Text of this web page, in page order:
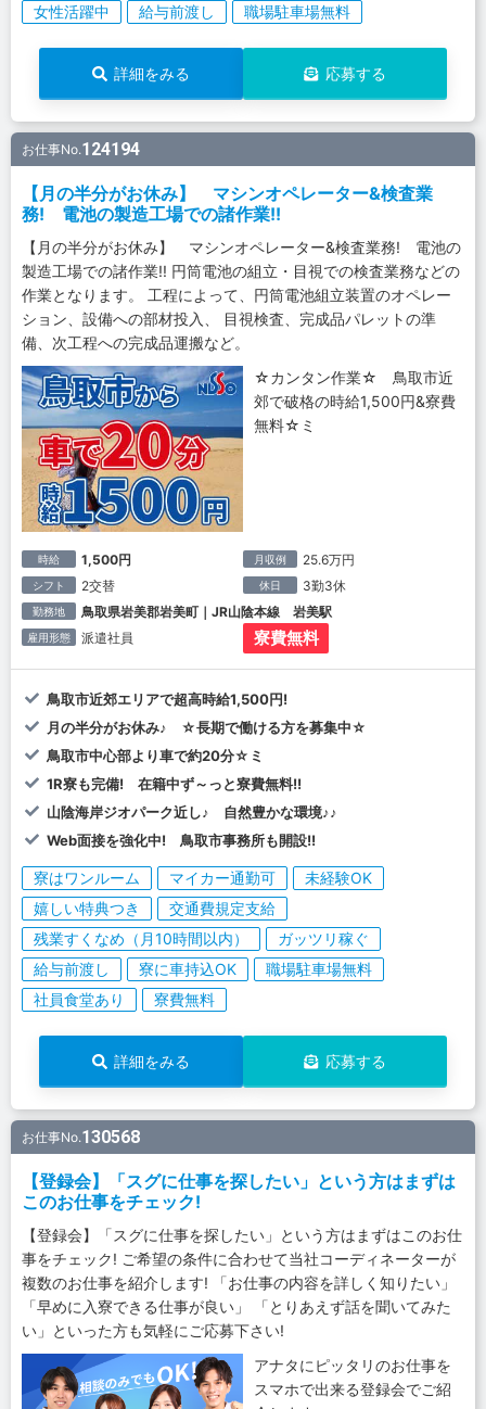
女性活躍中
給与前渡し 職場駐車場無料
詳細をみる 応募する
お仕事No.124194
【月の半分がお休み】 マシンオペレーター&検査業
務! 電池の製造工場での諸作業!!
【月の半分がお休み】 マシンオペレーター&検査業務! 電池の
製造工場での諸作業!! 円筒電池の組立・目視での検査業務などの
作業となります。 工程によって、円筒電池組立装置のオペレー
ション、設備への部材投入、 目視検査、完成品パレットの準
備、次工程への完成品運搬など。
☆カンタン作業☆ 鳥取市近
郊で破格の時給1,500円&寮費
無料☆ミ
時給 1,500円 月収例 25.6万円
シフト 2交替 休日 3勤3休
勤務地 鳥取県岩美郡岩美町｜JR山陰本線 岩美駅
雇用形態 派遣社員 寮費無料
鳥取市近郊エリアで超高時給1,500円!
月の半分がお休み♪ ☆長期で働ける方を募集中☆
鳥取市中心部より車で約20分☆ミ
1R寮も完備! 在籍中ず～っと寮費無料!!
山陰海岸ジオパーク近し♪ 自然豊かな環境♪♪
Web面接を強化中! 鳥取市事務所も開設!!
寮はワンルーム マイカー通勤可
未経験OK
嬉しい特典つき
交通費規定支給
残業すくなめ（月10時間以内）
ガッツリ稼ぐ
給与前渡し
寮に車持込OK
職場駐車場無料
社員食堂あり
寮費無料
詳細をみる 応募する
お仕事No.130568
【登録会】「スグに仕事を探したい」という方はまずは
このお仕事をチェック!
【登録会】「スグに仕事を探したい」という方はまずはこのお仕
事をチェック! ご希望の条件に合わせて当社コーディネーターが
複数のお仕事を紹介します! 「お仕事の内容を詳しく知りたい」
「早めに入寮できる仕事が良い」 「とりあえず話を聞いてみた
い」といった方も気軽にご応募下さい!
アナタにピッタリのお仕事を
スマホで出来る登録会でご紹